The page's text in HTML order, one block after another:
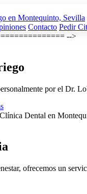
Contacto Pedir
-->
por el Dr.
ofrecemos un